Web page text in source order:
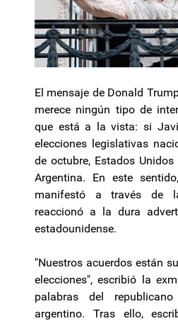
El mensaje de Donald
merece ningún tipo de
que está a la vista: si
elecciones legislativas
de octubre, Estados
Argentina. En este
manifestó a través de
reaccionó a la dura
estadounidense.
"Nuestros acuerdos están
elecciones", escribió la
palabras del
argentino. Tras ello,